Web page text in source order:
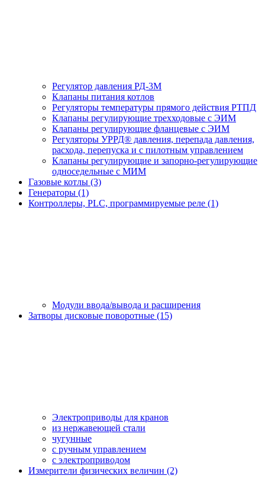
Регулятор давления РД-3М
Клапаны питания котлов
Регуляторы температуры прямого действия РТПД
Клапаны регулирующие трехходовые с ЭИМ
Клапаны регулирующие фланцевые с ЭИМ
Регуляторы УРРД® давления, перепада давления,
расхода, перепуска и с пилотным управлением
Клапаны регулирующие и запорно-регулирующие
односедельные с МИМ
Газовые котлы (3)
Генераторы (1)
Контроллеры, PLС, программируемые реле (1)
Модули ввода/вывода и расширения
Затворы дисковые поворотные (15)
Электроприводы для кранов
из нержавеющей стали
чугунные
с ручным управлением
c электроприводом
Измерители физических величин (2)